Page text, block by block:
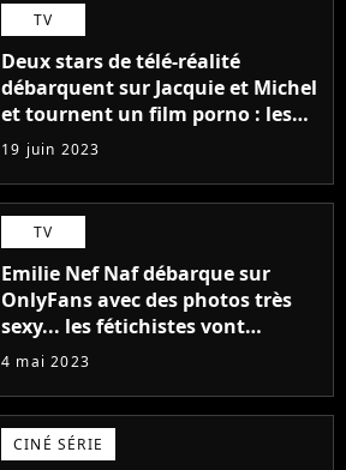
TV
Deux stars de télé-réalité
débarquent sur Jacquie et Michel
et tournent un film porno : les
premières images du tournage
(exclu)
19 juin 2023
TV
Emilie Nef Naf débarque sur
OnlyFans avec des photos très
sexy... les fétichistes vont
prendre leur pied !
4 mai 2023
CINÉ SÉRIE